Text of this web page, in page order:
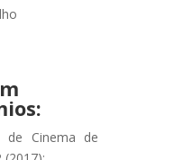
de Cinema de